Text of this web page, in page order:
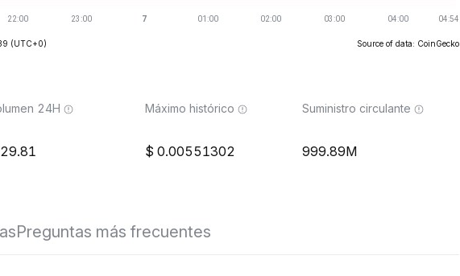
(UTC+0) Source of data: CoinGecko
24H
29.81
Máximo histórico
0.00551302
Suministro circulante
999.89M
Preguntas más frecuentes